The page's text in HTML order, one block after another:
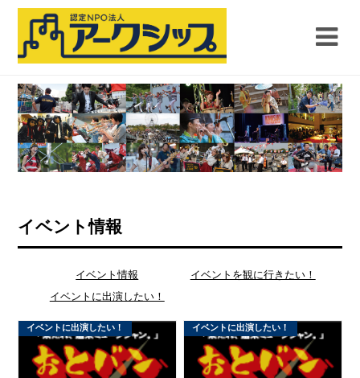
イベント情報
イベント情報
イベントを観に行きたい！
イベントに出演したい！
イベントに出演したい！ イベントに出演したい！